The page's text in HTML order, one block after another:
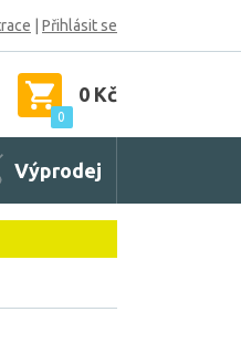
Přihlásit se
0
0 Kč
Výprodej